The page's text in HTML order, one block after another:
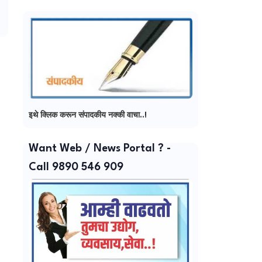
इथे क्लिक करून संपादकीय नक्की वाचा..!
Want Web / News Portal ? -
Call 9890 546 909